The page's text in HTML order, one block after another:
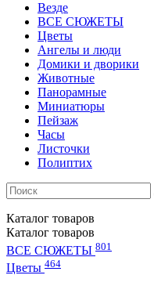
Везде
ВСЕ СЮЖЕТЫ
Цветы
Ангелы и люди
Домики и дворики
Животные
Панорамные
Миниатюры
Пейзаж
Часы
Листочки
Полиптих
Каталог товаров
Каталог товаров
ВСЕ СЮЖЕТЫ 801
Цветы 464